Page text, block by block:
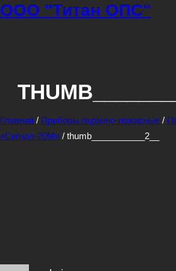
Перейти
ООО "Титан ОПС"
Главная / Приборы охранно-пожарные /
«Сигнал-20М» / thumb___________2__